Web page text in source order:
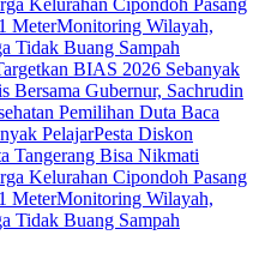
Kelurahan Cipondoh Pasang
MeterMonitoring Wilayah,
Tidak Buang Sampah
BIAS 2026 Sebanyak
Bersama Gubernur, Sachrudin
Pemilihan Duta Baca
PelajarPesta Diskon
Tangerang Bisa Nikmati
Kelurahan Cipondoh Pasang
MeterMonitoring Wilayah,
Tidak Buang Sampah